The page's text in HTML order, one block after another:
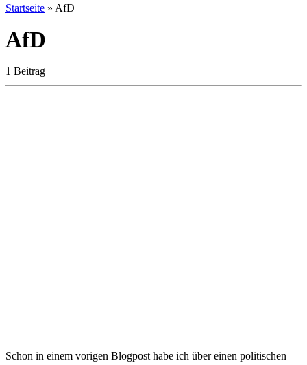
Startseite » AfD
AfD
1 Beitrag
Schon in einem vorigen Blogpost habe ich über einen politischen